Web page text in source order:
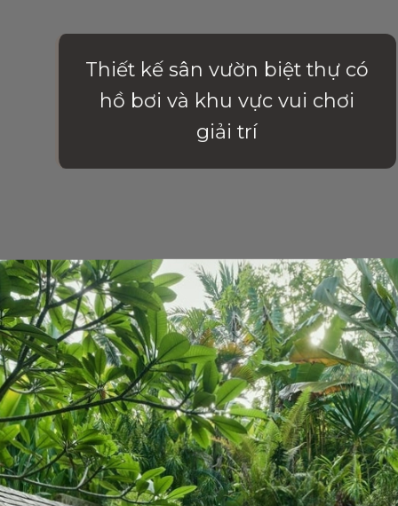
Thiết kế sân vườn biệt thự có
hồ bơi và khu vực vui chơi
giải trí
Đang mở https://vietnamxua.edu.vn/thiet-ke-san-vuon-nha-biet-thu